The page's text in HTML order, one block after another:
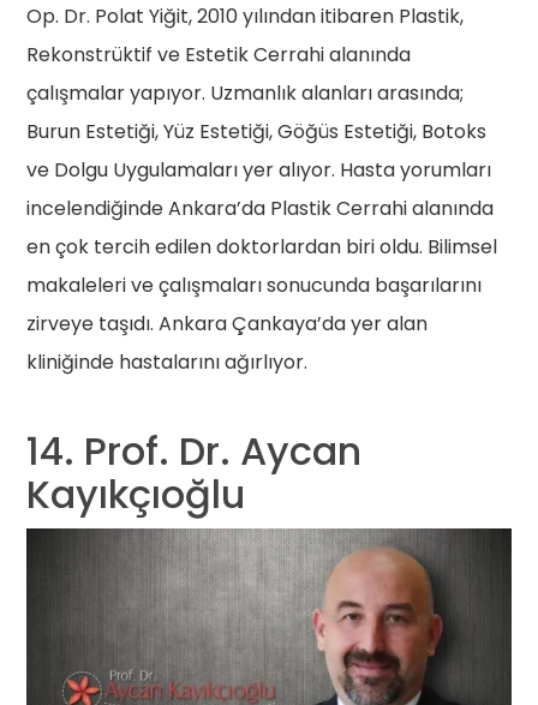
Op. Dr. Polat Yiğit, 2010 yılından itibaren Plastik,
Rekonstrüktif ve Estetik Cerrahi alanında
çalışmalar yapıyor. Uzmanlık alanları arasında;
Burun Estetiği, Yüz Estetiği, Göğüs Estetiği, Botoks
ve Dolgu Uygulamaları yer alıyor. Hasta yorumları
incelendiğinde Ankara’da Plastik Cerrahi alanında
en çok tercih edilen doktorlardan biri oldu. Bilimsel
makaleleri ve çalışmaları sonucunda başarılarını
zirveye taşıdı. Ankara Çankaya’da yer alan
kliniğinde hastalarını ağırlıyor.
14. Prof. Dr. Aycan
Kayıkçıoğlu